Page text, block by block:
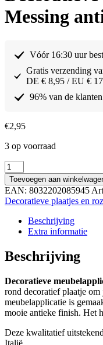
Messing
Vóór 16:30 uur
Gratis verzending
DE € 8,95 / EU €
96% van de
€2,95
3 op voorraad
Decoratieve
meubelapplicatie
Messing
antiek
rond
43mm
aantal
Toevoegen aan
EAN: 8032202085945
Decoratieve plaatjes en
Beschrijving
Extra informatie
Beschrijving
Decoratieve
rond decoratief plaatje
meubelapplicatie is
mooie antieke finish. Het
Deze kwalitatief
Italië.